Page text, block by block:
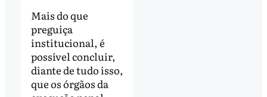
Mais do que
preguiça
institucional, é
possível concluir,
diante de tudo isso,
que os órgãos da